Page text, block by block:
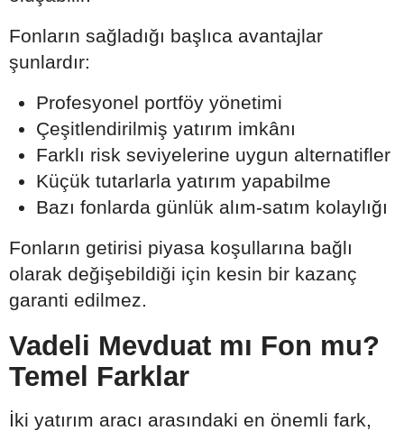
Fonların sağladığı başlıca avantajlar
şunlardır:
Profesyonel portföy yönetimi
Çeşitlendirilmiş yatırım imkânı
Farklı risk seviyelerine uygun alternatifler
Küçük tutarlarla yatırım yapabilme
Bazı fonlarda günlük alım-satım kolaylığı
Fonların getirisi piyasa koşullarına bağlı
olarak değişebildiği için kesin bir kazanç
garanti edilmez.
Vadeli Mevduat mı Fon mu?
Temel Farklar
İki yatırım aracı arasındaki en önemli fark,